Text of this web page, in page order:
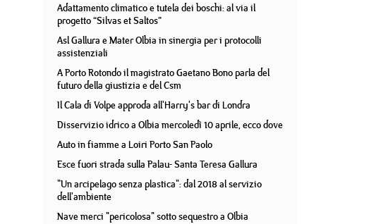
Adattamento climatico e tutela dei boschi: al via il
progetto “Silvas et Saltos”
Asl Gallura e Mater Olbia in sinergia per i protocolli
assistenziali
A Porto Rotondo il magistrato Gaetano Bono parla del
futuro della giustizia e del Csm
Il Cala di Volpe approda all'Harry's bar di Londra
Disservizio idrico a Olbia mercoledì 10 aprile, ecco dove
Auto in fiamme a Loiri Porto San Paolo
Esce fuori strada sulla Palau- Santa Teresa Gallura
"Un arcipelago senza plastica": dal 2018 al servizio
dell'ambiente
Nave merci "pericolosa" sotto sequestro a Olbia